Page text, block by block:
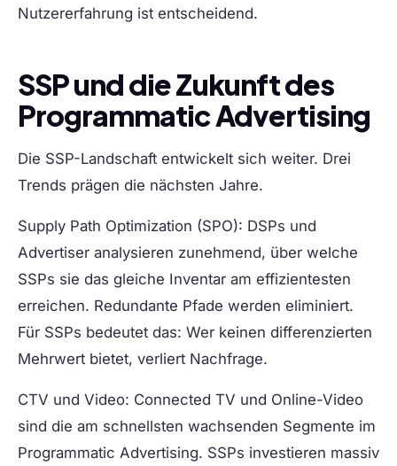
Nutzererfahrung ist entscheidend.
SSP und die Zukunft des
Programmatic Advertising
Die SSP-Landschaft entwickelt sich weiter. Drei
Trends prägen die nächsten Jahre.
Supply Path Optimization (SPO): DSPs und
Advertiser analysieren zunehmend, über welche
SSPs sie das gleiche Inventar am effizientesten
erreichen. Redundante Pfade werden eliminiert.
Für SSPs bedeutet das: Wer keinen differenzierten
Mehrwert bietet, verliert Nachfrage.
CTV und Video: Connected TV und Online-Video
sind die am schnellsten wachsenden Segmente im
Programmatic Advertising. SSPs investieren massiv